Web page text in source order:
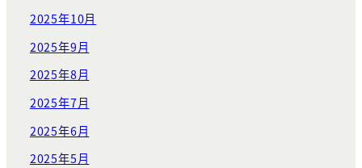
2025年10月
2025年9月
2025年8月
2025年7月
2025年6月
2025年5月